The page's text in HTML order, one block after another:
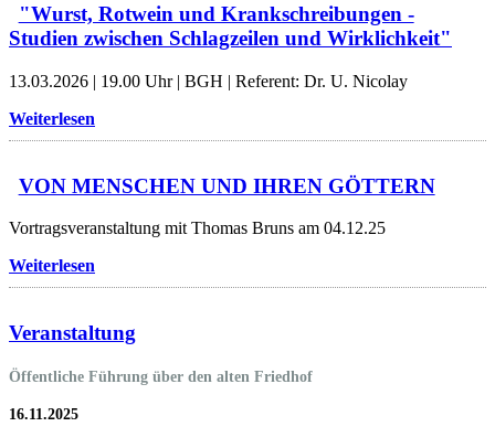
"Wurst, Rotwein und Krankschreibungen -
Studien zwischen Schlagzeilen und Wirklichkeit"
13.03.2026 | 19.00 Uhr | BGH | Referent: Dr. U. Nicolay
Weiterlesen
VON MENSCHEN UND IHREN GÖTTERN
Vortragsveranstaltung mit Thomas Bruns am 04.12.25
Weiterlesen
Veranstaltung
Öffentliche Führung über den alten Friedhof
16.11.2025